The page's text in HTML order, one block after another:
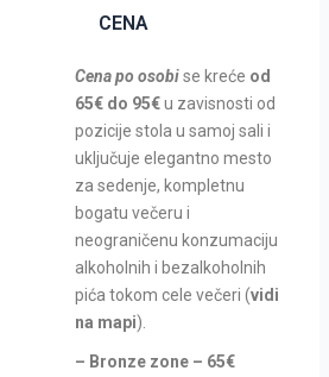
CENA
Cena po osobise kreće od
65€ do 95€u zavisnosti od
pozicije stola u samoj sali i
uključuje elegantno mesto
za sedenje, kompletnu
bogatu večeru i
neograničenu konzumaciju
alkoholnih i bezalkoholnih
pića tokom cele večeri (vidi
na mapi).
– Bronze zone – 65€